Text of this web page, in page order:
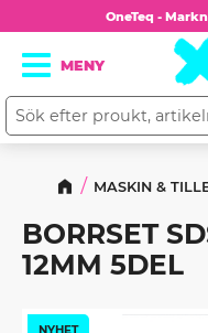
Meny
OneTeq -
MASKIN &
BORRSET
12MM 5DEL